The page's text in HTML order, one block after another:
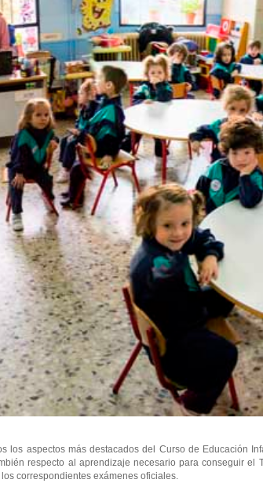
los aspectos más destacados del Curso de Educación
respecto al aprendizaje necesario para conseguir
correspondientes exámenes oficiales.